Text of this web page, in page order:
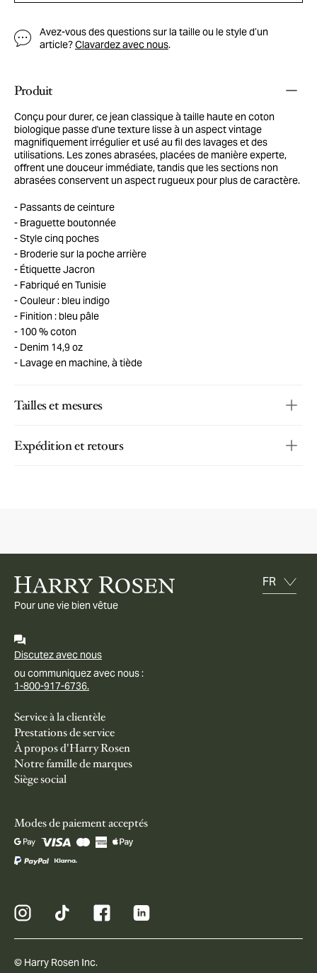
Avez-vous des questions sur la taille ou le style d’un
article?Clavardez avec nous.
Produit
Conçu pour durer, ce jean classique à taille haute en coton
biologique passe d'une texture lisse à un aspect vintage
magnifiquement irrégulier et usé au fil des lavages et des
utilisations. Les zones abrasées, placées de manière experte,
offrent une douceur immédiate, tandis que les sections non
abrasées conservent un aspect rugueux pour plus de caractère.
Passants de ceinture
Braguette boutonnée
Style cinq poches
Broderie sur la poche arrière
Étiquette Jacron
Fabriqué en Tunisie
Couleur : bleu indigo
Finition : bleu pâle
100 % coton
Denim 14,9 oz
Lavage en machine, à tiède
Tailles et mesures
Expédition et retours
Pour une vie bien vêtue
Discutez avec nous
ou communiquez avec nous :
1-800-917-6736.
Service à la clientèle
Prestations de service
À propos d'Harry Rosen
Notre famille de marques
Siège social
Modes de paiement acceptés
© Harry Rosen Inc.